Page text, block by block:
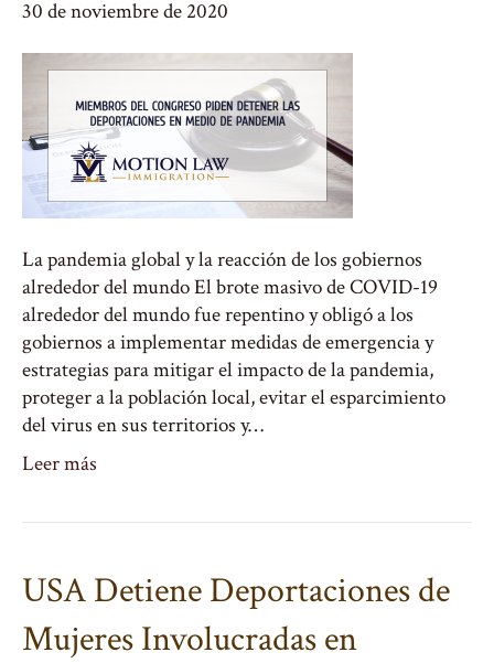
30 de noviembre de 2020
La pandemia global y la reacción de los gobiernos
alrededor del mundo El brote masivo de COVID-19
alrededor del mundo fue repentino y obligó a los
gobiernos a implementar medidas de emergencia y
estrategias para mitigar el impacto de la pandemia,
proteger a la población local, evitar el esparcimiento
del virus en sus territorios y…
Leer más
USA Detiene Deportaciones de
Mujeres Involucradas en